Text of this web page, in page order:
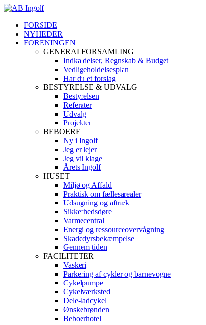
FORSIDE
NYHEDER
FORENINGEN
GENERALFORSAMLING
Indkaldelser, Regnskab & Budget
Vedligeholdelsesplan
Har du et forslag
BESTYRELSE & UDVALG
Bestyrelsen
Referater
Udvalg
Projekter
BEBOERE
Ny i Ingolf
Jeg er lejer
Jeg vil klage
Årets Ingolf
HUSET
Miljø og Affald
Praktisk om fællesarealer
Udsugning og aftræk
Sikkerhedsdøre
Varmecentral
Energi og ressourceovervågning
Skadedyrsbekæmpelse
Gennem tiden
FACILITETER
Vaskeri
Parkering af cykler og barnevogne
Cykelpumpe
Cykelværksted
Dele-ladcykel
Ønskebrønden
Beboerhotel